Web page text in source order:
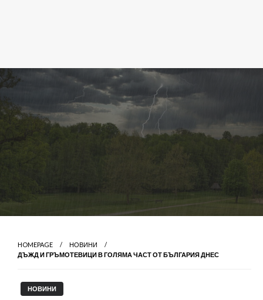
HOMEPAGE
НОВИНИ
ДЪЖД И ГРЪМОТЕВИЦИ В ГОЛЯМА ЧАСТ ОТ БЪЛГАРИЯ ДНЕС
НОВИНИ